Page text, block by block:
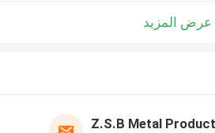
عرض المزيد
Z.S.B Metal Product